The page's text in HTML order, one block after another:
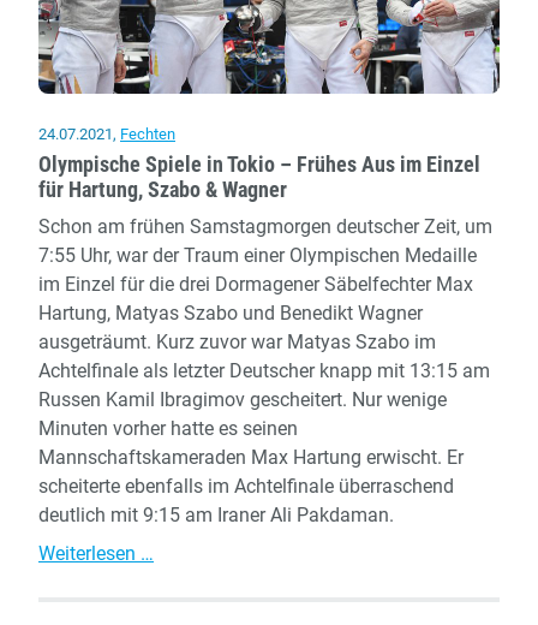
24.07.2021 , Fechten
Olympische Spiele in Tokio – Frühes Aus im Einzel
für Hartung, Szabo & Wagner
Schon am frühen Samstagmorgen deutscher Zeit, um
7:55 Uhr, war der Traum einer Olympischen Medaille
im Einzel für die drei Dormagener Säbelfechter Max
Hartung, Matyas Szabo und Benedikt Wagner
ausgeträumt. Kurz zuvor war Matyas Szabo im
Achtelfinale als letzter Deutscher knapp mit 13:15 am
Russen Kamil Ibragimov gescheitert. Nur wenige
Minuten vorher hatte es seinen
Mannschaftskameraden Max Hartung erwischt. Er
scheiterte ebenfalls im Achtelfinale überraschend
deutlich mit 9:15 am Iraner Ali Pakdaman.
Weiterlesen …